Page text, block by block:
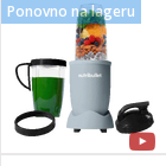
Ponovno na lageru